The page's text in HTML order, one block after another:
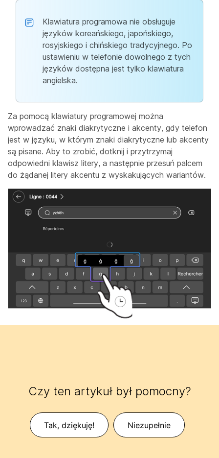
Klawiatura programowa nie obsługuje
języków koreańskiego, japońskiego,
rosyjskiego i chińskiego tradycyjnego. Po
ustawieniu w telefonie dowolnego z tych
języków dostępna jest tylko klawiatura
angielska.
Za pomocą klawiatury programowej można
wprowadzać znaki diakrytyczne i akcenty, gdy telefon
jest w języku, w którym znaki diakrytyczne lub akcenty
są pisane. Aby to zrobić, dotknij i przytrzymaj
odpowiedni klawisz litery, a następnie przesuń palcem
do żądanej litery akcentu z wyskakujących wariantów.
Czy ten artykuł był pomocny?
Tak, dziękuję! Niezupełnie